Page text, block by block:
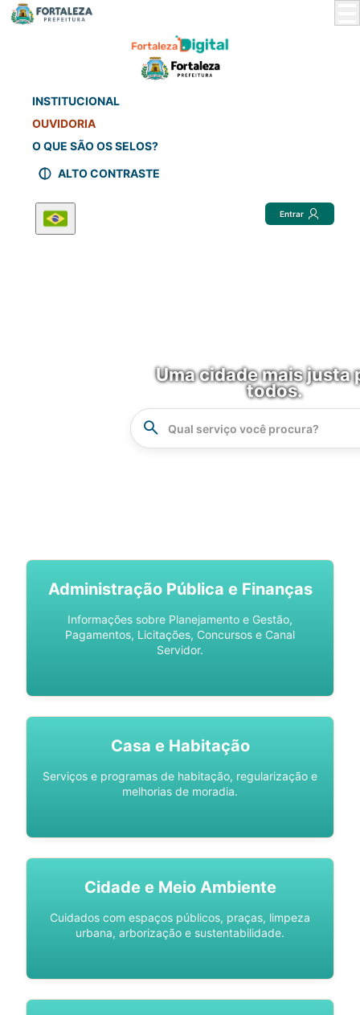
INSTITUCIONAL
OUVIDORIA
O QUE SÃO OS SELOS?
ALTO CONTRASTE
Entrar
Uma cidade mais justa
todos.
Administração Pública e Finanças
Informações sobre Planejamento e Gestão,
Pagamentos, Licitações, Concursos e Canal
Servidor.
Casa e Habitação
Serviços e programas de habitação, regularização e
melhorias de moradia.
Cidade e Meio Ambiente
Cuidados com espaços públicos, praças, limpeza
urbana, arborização e sustentabilidade.